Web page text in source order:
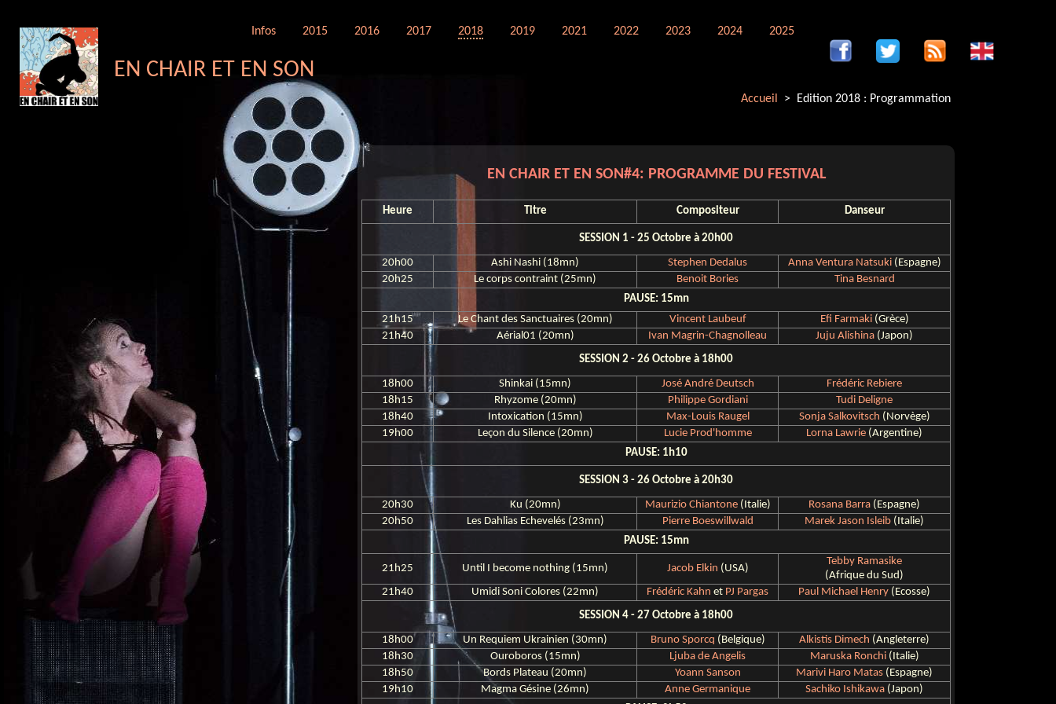
EN CHAIR ET EN SON
Infos 2015 2016 2017 2018 2019 2021 2022 2023 2024 2025
Accueil > Edition 2018 : Programmation
EN CHAIR ET EN SON#4: PROGRAMME DU FESTIVAL
Heure Titre Compositeur Danseur
SESSION 1 - 25 Octobre à 20h00
20h00 Ashi Nashi (18mn) Stephen Dedalus Anna Ventura Natsuki(Espagne)
20h25
Le corps contraint (25mn) Benoit Bories
Tina Besnard
PAUSE: 15mn
21h15
Le Chant des Sanctuaires (20mn) Vincent Laubeuf Efi Farmaki(Grèce)
21h40
Aérial01 (20mn) Ivan Magrin-Chagnolleau Juju Alishina (Japon)
SESSION 2 - 26 Octobre à 18h00
18h00 Shinkai (15mn) José André Deutsch
Frédéric Rebiere
18h15
Rhyzome (20mn) Philippe Gordiani
Tudi Deligne
18h40
Intoxication (15mn) Max-Louis Raugel Sonja Salkovitsch (Norvège)
19h00
Leçon du Silence (20mn) Lucie Prod'homme Lorna Lawrie (Argentine)
PAUSE: 1h10
SESSION 3 - 26 Octobre à 20h30
20h30 Ku (20mn) Maurizio Chiantone(Italie) Rosana Barra (Espagne)
20h50
Les Dahlias Echevelés (23mn) Pierre Boeswillwald Marek Jason Isleib (Italie)
PAUSE: 15mn
21h25 Until I become nothing (15mn) Jacob Elkin (USA)
Tebby Ramasike
(Afrique du Sud)
21h40
Umidi Soni Colores (22mn) Frédéric Kahn et PJ Pargas Paul Michael Henry (Ecosse)
SESSION 4 - 27 Octobre à 18h00
18h00 Un Requiem Ukrainien (30mn) Bruno Sporcq (Belgique) Alkistis Dimech (Angleterre)
18h30
Ouroboros (15mn) Ljuba de Angelis Maruska Ronchi(Italie)
18h50
Bords Plateau (20mn) Yoann Sanson Marivi Haro Matas (Espagne)
19h10
Magma Gésine (26mn) Anne Germanique Sachiko Ishikawa (Japon)